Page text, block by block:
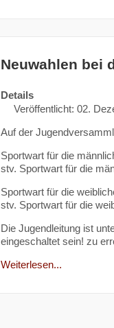
Neuwahlen bei
Details
Veröffentlicht: 02.
Auf der
Sportwart für die
stv. Sportwart für die
Sportwart für die
stv. Sportwart für die
Die Jugendleitung ist
eingeschaltet sein! zu
Weiterlesen...